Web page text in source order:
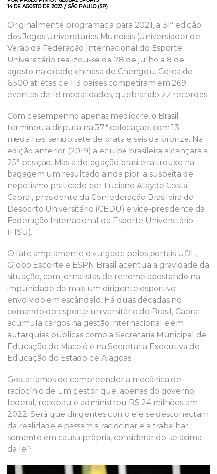
14 DE AGOSTO DE 2023 / SÃO PAULO (SP)
Originalmente programada para 2021, a 31ª edição
dos Jogos Universitários Mundiais (Universíade) de
Verão da Federação Internacional do Esporte
Universitário realizou-se de 28 de julho a 8 de
agosto na cidade chinesa de Chengdu. Cerca de
6.500 atletas de 113 países competiram em 269
eventos de 18 modalidades, quebrando 22 recordes.
Com desempenho apenas medíocre, o Brasil
terminou a disputa na 37ª colocação, com 13
medalhas, sendo sete de prata e seis de bronze. Na
edição anterior (2019) a equipe brasileira alcançara a
25ª posição. Mas a delegação brasileira trouxe na
bagagem um resultado ainda pior: a suspeita de
nepotismo praticado por Luciano Atayde Costa
Cabral, presidente da Confederação Brasileira do
Desporto Universitário (CBDU) e vice-presidente da
Federação Intenacional de Esporte Universitário
(FISU).
O fato amplamente divulgado pelos portais UOL,
Globo Esporte e ESPN Brasil acentua a gravidade da
situação, com jornalistas de renome apostando na
impunidade de mais um dirigente esportivo
envolvido em escândalo. Há duas décadas no
comando do esporte universitário do Brasil, Cabral
acumula cargos na gestão internacional e em
autarquias públicas como a Secretaria Municipal de
Educação de Maceió e na Secretaria Executiva de
Educação do Estado de Alagoas.
Gostaríamos de compreender a mecânica de
raciocínio de um gestor que, apenas do governo
federal, recebeu e administrou R$ 24 milhões em
2022. Será que dirigentes como ele se desconectam
da realidade e passam a raciocinar e a trabalhar
somente em causa própria, considerando-se acima
da lei?